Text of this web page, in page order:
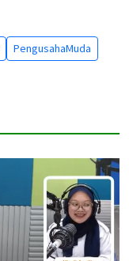
PengusahaMuda